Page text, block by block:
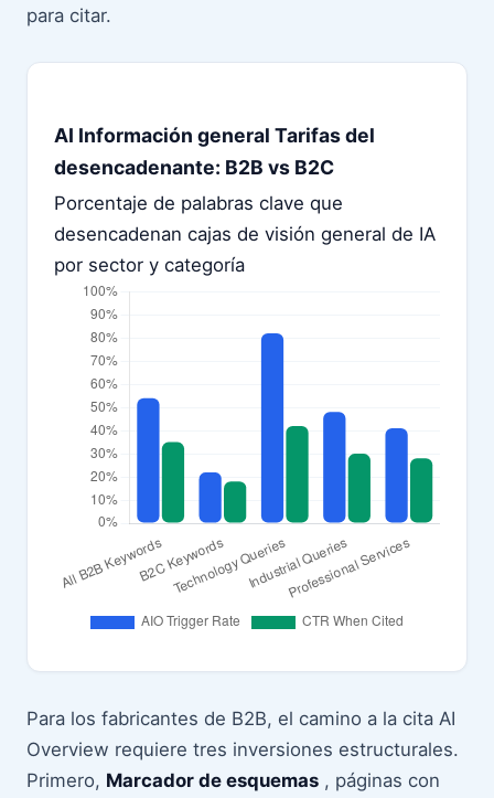
para citar.
AI Información general Tarifas del
desencadenante: B2B vs B2C
Porcentaje de palabras clave que
desencadenan cajas de visión general de IA
por sector y categoría
Para los fabricantes de B2B, el camino a la cita AI
Overview requiere tres inversiones estructurales.
Primero, Marcador de esquemas , páginas con